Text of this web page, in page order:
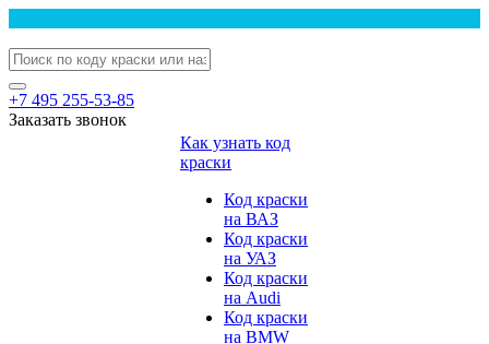
+7 495 255-53-85
Заказать звонок
Как узнать код
краски
Код краски
на ВАЗ
Код краски
на УАЗ
Код краски
на Audi
Код краски
на BMW